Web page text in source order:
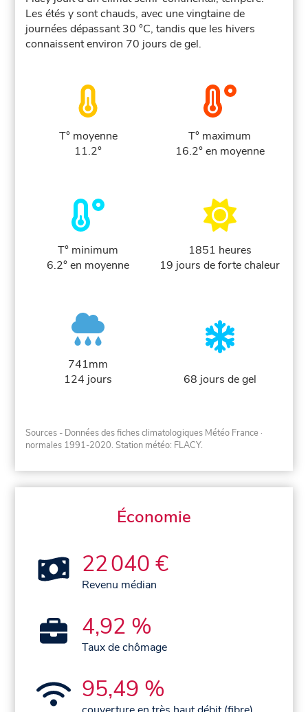
Les étés y sont chauds, avec une vingtaine de
journées dépassant 30 °C, tandis que les hivers
connaissent environ 70 jours de gel.
T° moyenne
11.2°
T° maximum
16.2° en moyenne
T° minimum
6.2° en moyenne
1851 heures
19 jours de forte chaleur
741mm
124 jours
68 jours de gel
Sources - Données des fiches climatologiques Météo France ·
normales 1991-2020. Station météo: FLACY.
Économie
22 040 €
Revenu médian
4,92 %
Taux de chômage
95,49 %